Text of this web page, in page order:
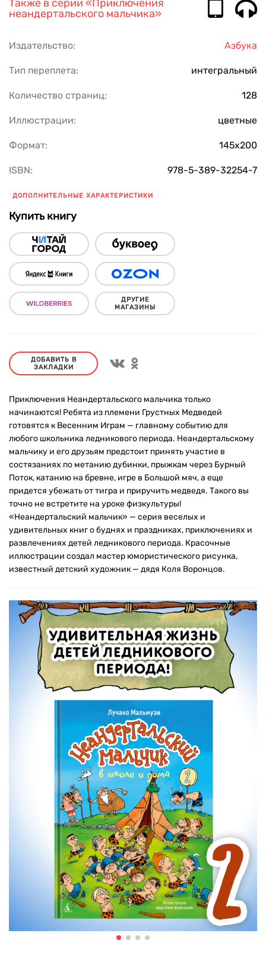
Также в серии «Приключения
неандертальского мальчика»
Издательство: Азбука
Тип переплета: интегральный
Количество страниц: 128
Иллюстрации: цветные
Формат: 145х200
ISBN: 978-5-389-32254-7
ДОПОЛНИТЕЛЬНЫЕ ХАРАКТЕРИСТИКИ
Купить книгу
ДРУГИЕ
МАГАЗИНЫ
ДОБАВИТЬ В
ЗАКЛАДКИ
Приключения Неандертальского мальчика только
начинаются! Ребята из племени Грустных Медведей
готовятся к Весенним Играм — главному событию для
любого школьника ледникового периода. Неандертальскому
мальчику и его друзьям предстоит принять участие в
состязаниях по метанию дубинки, прыжкам через Бурный
Поток, катанию на бревне, игре в Большой мяч, а еще
придется убежать от тигра и приручить медведя. Такого вы
точно не встретите на уроке физкультуры!
«Неандертальский мальчик» — серия веселых и
удивительных книг о буднях и праздниках, приключениях и
развлечениях детей ледникового периода. Красочные
иллюстрации создал мастер юмористического рисунка,
известный детский художник — дядя Коля Воронцов.